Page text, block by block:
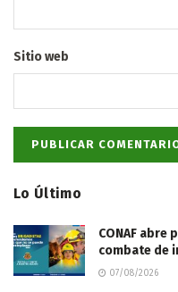
Sitio web
Lo Último
CONAF
combate de
07/08/2026